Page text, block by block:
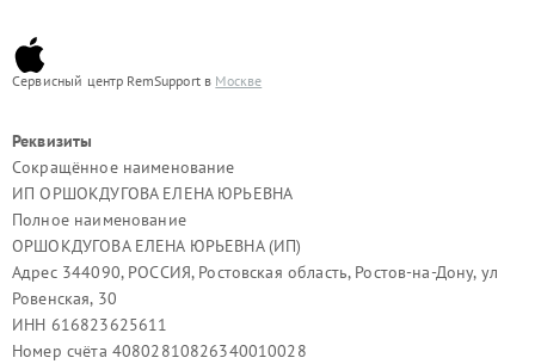
Сервисный центр RemSupport в Москве
Реквизиты
Сокращённое наименование
ИП ОРШОКДУГОВА ЕЛЕНА ЮРЬЕВНА
Полное наименование
ОРШОКДУГОВА ЕЛЕНА ЮРЬЕВНА (ИП)
Адрес 344090, РОССИЯ, Ростовская область, Ростов-на-Дону, ул
Ровенская, 30
ИНН 616823625611
Номер счёта 40802810826340010028